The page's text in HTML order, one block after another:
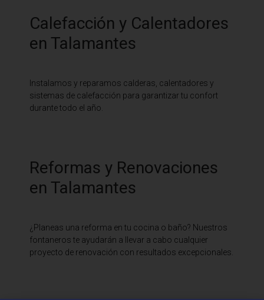
Calefacción y Calentadores
en Talamantes
Instalamos y reparamos calderas, calentadores y
sistemas de calefacción para garantizar tu confort
durante todo el año.
Reformas y Renovaciones
en Talamantes
¿Planeas una reforma en tu cocina o baño? Nuestros
fontaneros te ayudarán a llevar a cabo cualquier
proyecto de renovación con resultados excepcionales.